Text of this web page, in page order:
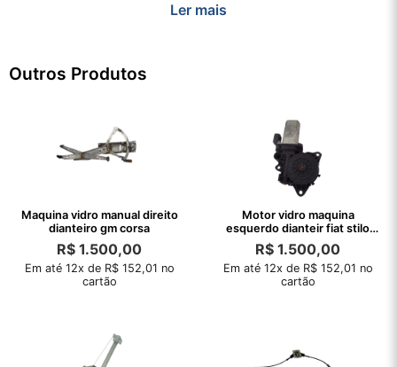
Ler mais
Outros Produtos
Maquina vidro manual direito
dianteiro gm corsa
R$ 1.500,00
Em até 12x de R$ 152,01 no
cartão
Motor vidro maquina
esquerdo dianteir fiat stilo
2003 a 2011
R$ 1.500,00
Em até 12x de R$ 152,01 no
cartão